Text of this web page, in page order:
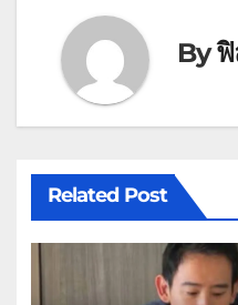
Byฟิ
Related Post